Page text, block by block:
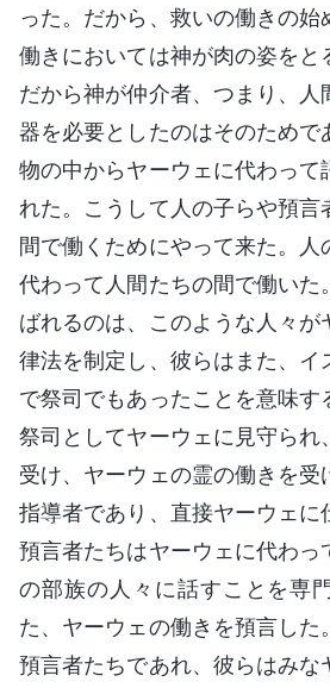
った。だから、救いの働きの
働きにおいては神が肉の姿をと
だから神が仲介者、つまり、人
器を必要としたのはそのためで
物の中からヤーウェに代わって
れた。こうして人の子らや預言
間で働くためにやって来た。人
代わって人間たちの間で働いた
ばれるのは、このような人々が
律法を制定し、彼らはまた、イ
で祭司でもあったことを意味す
祭司としてヤーウェに見守られ
受け、ヤーウェの霊の働きを受
指導者であり、直接ヤーウェに
預言者たちはヤーウェに代わっ
の部族の人々に話すことを専
た、ヤーウェの働きを預言した
預言者たちであれ、彼らはみな